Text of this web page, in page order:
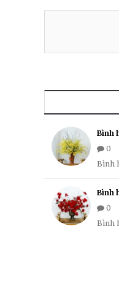
Bình
0
Bình
Bình
0
Bình